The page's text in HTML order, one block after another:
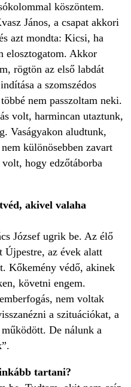
köszöntem.
János, a csapat akkori
azt mondta: Kicsi, ha
elosztogatom. Akkor
rögtön az első labdát
a szomszédos
nem passzoltam neki.
volt, harmincan utaztunk,
Vaságyakon aludtunk,
különösebben zavart
hogy edzőtáborba
akivel valaha
József ugrik be. Az élő
Újpestre, az évek alatt
Kőkemény védő, akinek
követni engem.
nem voltak
a szituációkat, a
De nálunk a
tartani?